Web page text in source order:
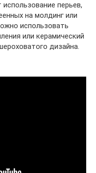
перьев,
на молдинг или
использовать
или керамический
дизайна.